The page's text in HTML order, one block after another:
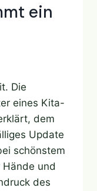
ein
Die
eines Kita-
dem
Update
schönstem
und
des